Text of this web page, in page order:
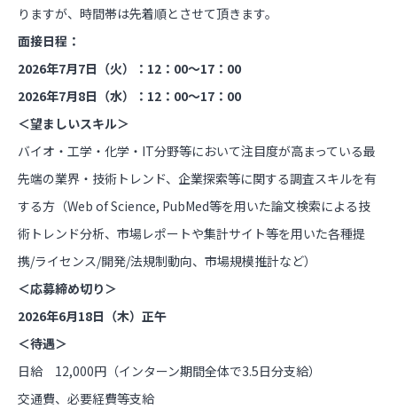
りますが、時間帯は先着順とさせて頂きます。
面接日程：
2026年7月7日（火）：12：00～17：00
2026年7月8日（水）：12：00～17：00
＜望ましいスキル＞
バイオ・工学・化学・IT分野等において注目度が高まっている最
先端の業界・技術トレンド、企業探索等に関する調査スキルを有
する方（Web of Science, PubMed等を用いた論文検索による技
術トレンド分析、市場レポートや集計サイト等を用いた各種提
携/ライセンス/開発/法規制動向、市場規模推計など）
＜応募締め切り＞
2026年6月18日（木）正午
＜待遇＞
日給 12,000円（インターン期間全体で3.5日分支給）
交通費、必要経費等支給